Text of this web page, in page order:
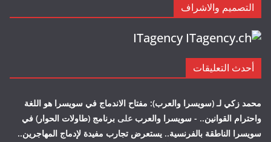
التصميم والاشراف
ITagency
أحدث التعليقات
محمد زكي لـ (سويسرا والعرب): مفتاح الاندماج في سويسرا هو اللغة
واحترام القوانين.. - سويسرا والعرب على برنامج (طاولات الحوار) في
سويسرا الناطقة بالفرنسية.. يستعرض تجارب مفيدة لإدماج المهاجرين..